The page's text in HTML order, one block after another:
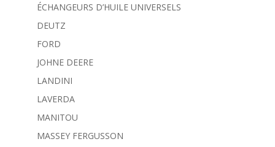
ÉCHANGEURS D’HUILE UNIVERSELS
DEUTZ
FORD
JOHNE DEERE
LANDINI
LAVERDA
MANITOU
MASSEY FERGUSSON